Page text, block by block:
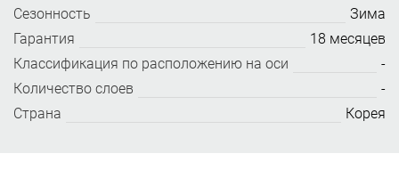
Сезонность
Зима
Гарантия
18 месяцев
Классификация по расположению на оси
-
Количество слоев
-
Страна
Корея